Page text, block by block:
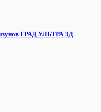
ГРАД УЛЬТРА 3Д